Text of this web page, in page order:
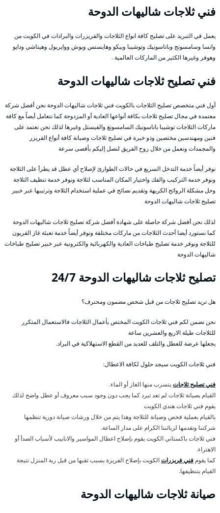
فني ثلاجات شاليهات الدوحة
يعمل في التبريد على تصليح كافة انواع الثلاجات والفريزرات والبرادات في الكويت من
وانسا وسامسونج وباناسونيك وتوشيبا وبيكو وهايسنس وبوش ووايربول وهيتاشي ودايو
وهوفر وغيرها الكثير من الماركات العالمية .
فني تصليح ثلاجات شاليهات الدوحة
أول فني متخصص تصليح الثلاجات بالكويت فني ثلاجات شاليهات الدوحة نحن أفضل شركة
معتمدة في مجال تصليح ثلاجات بكافة أنواعها العادية أو المزدوجة كما نتعامل أيضاً مع كافة
ماركات الثلاجات توشيبا باناسونيك السامسونغ والفيستل وغيرها لذلك نحن نعتمد على
فنين ومهندسين مختصين وذو خبرة في تصليح ثلاجات وصيانة كافة أنواع الفريزر
والمجمدات ونعمل من خلال روح الفريق لنصل إليكم بأقصى سرعة
نوفر أيضاً خدمة التدخل السريع في حالات الطوارئ لإصلاح أي عطل قد يطرأ على الثلاجة
ونوفر خدمة التركيب والفك واختيار المكان المناسب لثلاجة ونوفر خدمة تنظيف الثلاجة
وحل مشكلة الروائح الكريهة وتقديم نصائح في عملية استخدام الثلاجة وترتيبها عبر خبير
تصليح ثلاجات شاليهات الدوحة
لذلك نحن أفضل شركة حاصلة على شهادة أفضل شركة تصليح ثلاجات شاليهات الدوحة
كما نستورد أيضا أحدث الثلاجات من ماركات مختلفة ونوفر أيضاً خدمة تعبئة غاز الفريون
للثلاجة ونوفر خدمة تصليح طباخات العادية والكهربائية والكترونية عبر خبير تصليح طباخات
شاليهات الدوحة
تصليح ثلاجات شاليهات الدوحة 24/7
هل تريد تصليح ثلاجات من قبل شخص مضمون ومحترف؟
نحن نضمن لكم فني ثلاجات الكويت المختص بأعمال الثلاجات فالاستعمال المتكرر
للثلاجات طيلة الاربع والعشرين ساعة
يجعلها عرضة للعطل والتلف للعديد من القطع الاستهلاكية في البراد.
فني ثلاجات الكويت سيجد حلول لكافة الاعطال:
فني تصليح ثلاجاتيتسرب منها الغاز أو الماء.
القيام بصيانة ثلاجات لم تعد تبرد كما يجب دون وجود سبب معروف أو عطل واضح لذلك
يقوم فني ثلاجات هندي الكويت
بالقيام بعملية فحص وصيانة للثلاجة وهذا يتم من خلال ورشات صيانة دورية تنظمها
شركتنا وتقدمها لزبائننا الكرام على مدار الساعة.
فني ثلاجات باكستاني الكويت يقوم بإصلاح اعطال المواسير والانابيب لأسباب الصدأ أو
الاهتراء.
كما يقوم فني فريزراتالكويت بإصلاح الفريزة بسبب ثقبها من قبل ربة المنزل نتيجة
القيام بتنظيفها.
صيانة ثلاجات شاليهات الدوحة